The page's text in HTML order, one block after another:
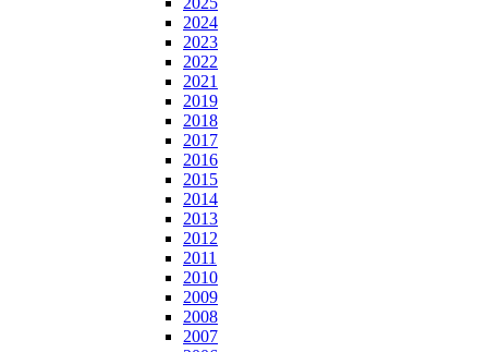
2024
2023
2022
2021
2019
2018
2017
2016
2015
2014
2013
2012
2011
2010
2009
2008
2007